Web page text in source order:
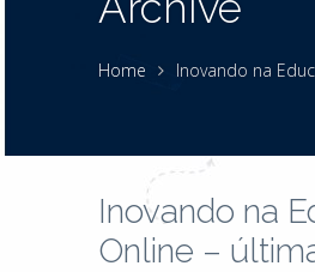
Home Inovando na
Inovando na
Online –